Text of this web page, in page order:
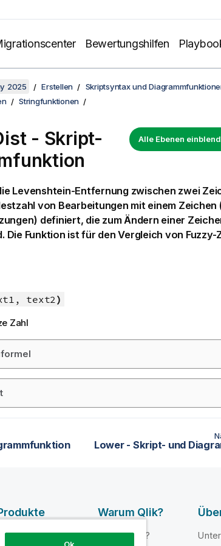
Bewertungshilfen
2025 Erstellen
Skriptsyntax und
Stringfunktionen
Alle Ebenen
- Skript-
Levenshtein-Entfernung zwischen zwei
von Bearbeitungen mit einem Zeichen
definiert, die zum Ändern einer
Die Funktion ist für den Vergleich von
text2)
Zahl
Lower - Skript- und
DATENINTEGRATI
Warum Qlik?
Warum Qlik?